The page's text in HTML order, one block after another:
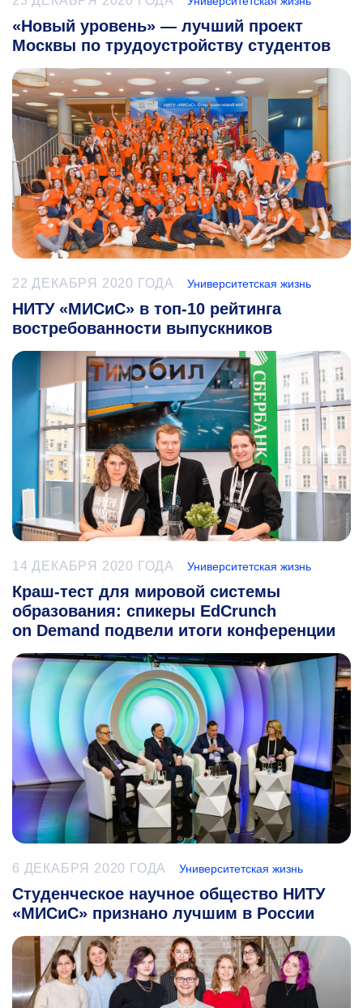
«Новый уровень» — лучший проект
Москвы по трудоустройству студентов
22 ДЕКАБРЯ 2020 ГОДА Университетская жизнь
НИТУ «МИСиС» в топ-10 рейтинга
востребованности выпускников
14 ДЕКАБРЯ 2020 ГОДА Университетская жизнь
Краш-тест для мировой системы
образования: спикеры EdCrunch
on Demand подвели итоги конференции
6 ДЕКАБРЯ 2020 ГОДА Университетская жизнь
Студенческое научное общество НИТУ
«МИСиС» признано лучшим в России